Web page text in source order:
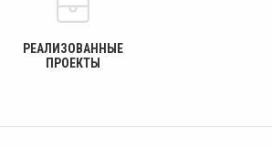
РЕАЛИЗОВАННЫЕ
ПРОЕКТЫ